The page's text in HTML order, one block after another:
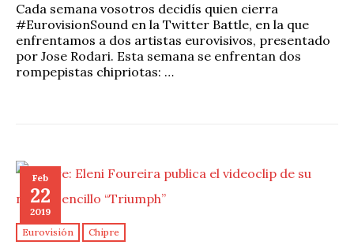
Cada semana vosotros decidís quien cierra
#EurovisionSound en la Twitter Battle, en la que
enfrentamos a dos artistas eurovisivos, presentado
por Jose Rodari. Esta semana se enfrentan dos
rompepistas chipriotas: …
Feb
22
2019
Eurovisión
Chipre